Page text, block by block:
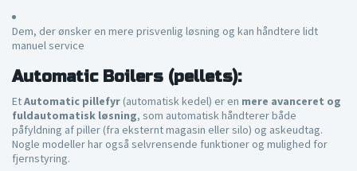
Dem, der ønsker en mere prisvenlig løsning og kan håndtere lidt
manuel service
Automatic Boilers (pellets):
EtAutomatic pillefyr (automatisk kedel) er en mere avanceret og
fuldautomatisk løsning, som automatisk håndterer både
påfyldning af piller (fra eksternt magasin eller silo) og askeudtag.
Nogle modeller har også selvrensende funktioner og mulighed for
fjernstyring.